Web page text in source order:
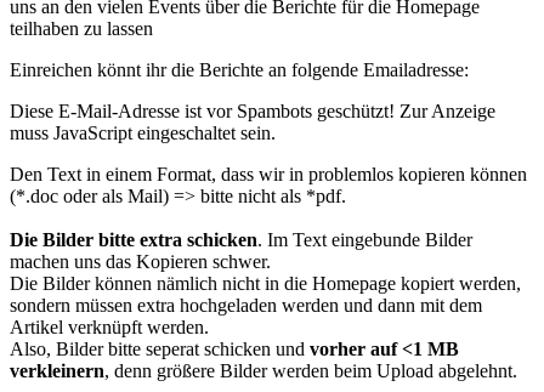
uns an den vielen Events über die Berichte für die Homepage
teilhaben zu lassen
Einreichen könnt ihr die Berichte an folgende Emailadresse:
Diese E-Mail-Adresse ist vor Spambots geschützt! Zur Anzeige
muss JavaScript eingeschaltet sein.
Den Text in einem Format, dass wir in problemlos kopieren können
(*.doc oder als Mail) => bitte nicht als *pdf.
Die Bilder bitte extra schicken. Im Text eingebunde Bilder
machen uns das Kopieren schwer.
Die Bilder können nämlich nicht in die Homepage kopiert werden,
sondern müssen extra hochgeladen werden und dann mit dem
Artikel verknüpft werden.
Also, Bilder bitte seperat schicken und vorher auf <1 MB
verkleinern, denn größere Bilder werden beim Upload abgelehnt.